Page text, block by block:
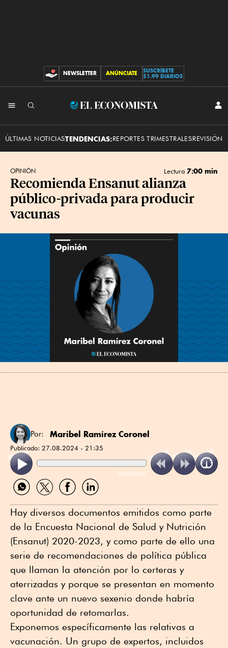
CONTRIBUCIONES
NEWSLETTER ANÚNCIATE
SUSCRÍBETE
$1.99 DIARIOS
El
ÚLTIMAS NOTICIASTENDENCIAS:REPORTES TRIMESTRALESREVISIÓN
OPINIÓN Lectura 7:00 min
Recomienda Ensanut alianza
público-privada para producir
vacunas
Por: Maribel Ramírez Coronel
Publicado: 27.08.2024 - 21:35
ReadSpeaker
Compartir
por
Compartir
por
Compartir
por
Compartir
por
Hay diversos documentos emitidos como parte
de la Encuesta Nacional de Salud y Nutrición
(Ensanut) 2020-2023, y como parte de ello una
serie de recomendaciones de política pública
que llaman la atención por lo certeras y
aterrizadas y porque se presentan en momento
clave ante un nuevo sexenio donde habría
oportunidad de retomarlas.
Exponemos específicamente las relativas a
vacunación. Un grupo de expertos, incluidos